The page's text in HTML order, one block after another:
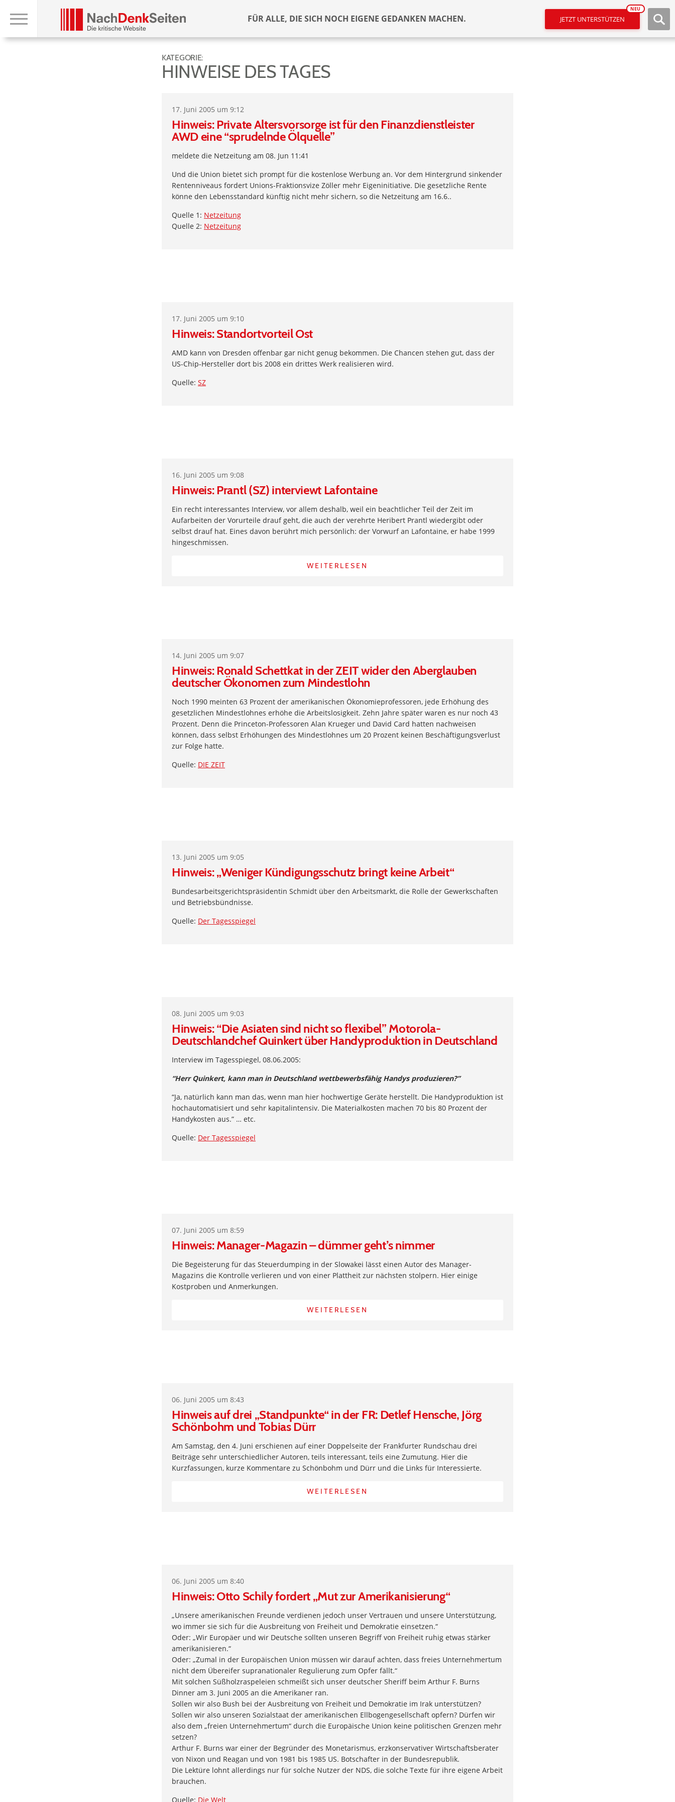
FÜR ALLE, DIE SICH NOCH EIGENE GEDANKEN MACHEN. JETZT UNTERSTÜTZEN
NEU
KATEGORIE:
HINWEISE DES TAGES
17. Juni 2005 um 9:12
Hinweis: Private Altersvorsorge ist für den Finanzdienstleister
AWD eine “sprudelnde Ölquelle”
meldete die Netzeitung am 08. Jun 11:41
Und die Union bietet sich prompt für die kostenlose Werbung an. Vor dem Hintergrund sinkender
Rentenniveaus fordert Unions-Fraktionsvize Zöller mehr Eigeninitiative. Die gesetzliche Rente
könne den Lebensstandard künftig nicht mehr sichern, so die Netzeitung am 16.6..
Quelle 1: Netzeitung
Quelle 2: Netzeitung
17. Juni 2005 um 9:10
Hinweis: Standortvorteil Ost
AMD kann von Dresden offenbar gar nicht genug bekommen. Die Chancen stehen gut, dass der
US-Chip-Hersteller dort bis 2008 ein drittes Werk realisieren wird.
Quelle: SZ
16. Juni 2005 um 9:08
Hinweis: Prantl (SZ) interviewt Lafontaine
Ein recht interessantes Interview, vor allem deshalb, weil ein beachtlicher Teil der Zeit im
Aufarbeiten der Vorurteile drauf geht, die auch der verehrte Heribert Prantl wiedergibt oder
selbst drauf hat. Eines davon berührt mich persönlich: der Vorwurf an Lafontaine, er habe 1999
hingeschmissen.
WEITERLESEN
14. Juni 2005 um 9:07
Hinweis: Ronald Schettkat in der ZEIT wider den Aberglauben
deutscher Ökonomen zum Mindestlohn
Noch 1990 meinten 63 Prozent der amerikanischen Ökonomieprofessoren, jede Erhöhung des
gesetzlichen Mindestlohnes erhöhe die Arbeitslosigkeit. Zehn Jahre später waren es nur noch 43
Prozent. Denn die Princeton-Professoren Alan Krueger und David Card hatten nachweisen
können, dass selbst Erhöhungen des Mindestlohnes um 20 Prozent keinen Beschäftigungsverlust
zur Folge hatte.
Quelle: DIE ZEIT
13. Juni 2005 um 9:05
Hinweis: „Weniger Kündigungsschutz bringt keine Arbeit“
Bundesarbeitsgerichtspräsidentin Schmidt über den Arbeitsmarkt, die Rolle der Gewerkschaften
und Betriebsbündnisse.
Quelle: Der Tagesspiegel
08. Juni 2005 um 9:03
Hinweis: “Die Asiaten sind nicht so flexibel” Motorola-
Deutschlandchef Quinkert über Handyproduktion in Deutschland
Interview im Tagesspiegel, 08.06.2005:
“Herr Quinkert, kann man in Deutschland wettbewerbsfähig Handys produzieren?”
“Ja, natürlich kann man das, wenn man hier hochwertige Geräte herstellt. Die Handyproduktion ist
hochautomatisiert und sehr kapitalintensiv. Die Materialkosten machen 70 bis 80 Prozent der
Handykosten aus.” … etc.
Quelle: Der Tagesspiegel
07. Juni 2005 um 8:59
Hinweis: Manager-Magazin – dümmer geht’s nimmer
Die Begeisterung für das Steuerdumping in der Slowakei lässt einen Autor des Manager-
Magazins die Kontrolle verlieren und von einer Plattheit zur nächsten stolpern. Hier einige
Kostproben und Anmerkungen.
WEITERLESEN
06. Juni 2005 um 8:43
Hinweis auf drei „Standpunkte“ in der FR: Detlef Hensche, Jörg
Schönbohm und Tobias Dürr
Am Samstag, den 4. Juni erschienen auf einer Doppelseite der Frankfurter Rundschau drei
Beiträge sehr unterschiedlicher Autoren, teils interessant, teils eine Zumutung. Hier die
Kurzfassungen, kurze Kommentare zu Schönbohm und Dürr und die Links für Interessierte.
WEITERLESEN
06. Juni 2005 um 8:40
Hinweis: Otto Schily fordert „Mut zur Amerikanisierung“
„Unsere amerikanischen Freunde verdienen jedoch unser Vertrauen und unsere Unterstützung,
wo immer sie sich für die Ausbreitung von Freiheit und Demokratie einsetzen.“
Oder: „Wir Europäer und wir Deutsche sollten unseren Begriff von Freiheit ruhig etwas stärker
amerikanisieren.“
Oder: „Zumal in der Europäischen Union müssen wir darauf achten, dass freies Unternehmertum
nicht dem Übereifer supranationaler Regulierung zum Opfer fällt.“
Mit solchen Süßholzraspeleien schmeißt sich unser deutscher Sheriff beim Arthur F. Burns
Dinner am 3. Juni 2005 an die Amerikaner ran.
Sollen wir also Bush bei der Ausbreitung von Freiheit und Demokratie im Irak unterstützen?
Sollen wir also unseren Sozialstaat der amerikanischen Ellbogengesellschaft opfern? Dürfen wir
also dem „freien Unternehmertum“ durch die Europäische Union keine politischen Grenzen mehr
setzen?
Arthur F. Burns war einer der Begründer des Monetarismus, erzkonservativer Wirtschaftsberater
von Nixon und Reagan und von 1981 bis 1985 US. Botschafter in der Bundesrepublik.
Die Lektüre lohnt allerdings nur für solche Nutzer der NDS, die solche Texte für ihre eigene Arbeit
brauchen.
Quelle: Die Welt